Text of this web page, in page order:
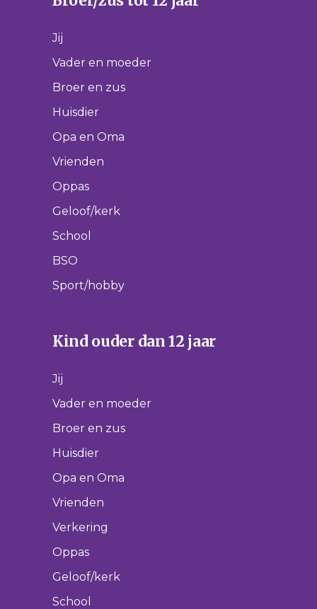
Jij
Vader en moeder
Broer en zus
Huisdier
Opa en Oma
Vrienden
Oppas
Geloof/kerk
School
BSO
Sport/hobby
Kind ouder dan 12 jaar
Jij
Vader en moeder
Broer en zus
Huisdier
Opa en Oma
Vrienden
Verkering
Oppas
Geloof/kerk
School